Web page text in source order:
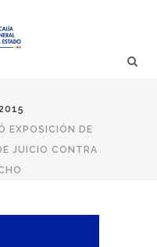
2015
EXPOSICIÓN DE
JUICIO CONTRA